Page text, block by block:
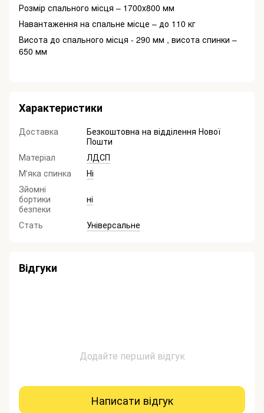
Розмір спального місця – 1700х800 мм
Навантаження на спальне місце – до 110 кг
Висота до спального місця - 290 мм , висота спинки –
650 мм
Характеристики
Доставка
Безкоштовна на відділення Нової
Пошти
Матеріал
ЛДСП
М'яка спинка
Ні
Зйомні
бортики
безпеки
ні
Стать Універсальне
Відгуки
Додайте перший відгук
Написати відгук